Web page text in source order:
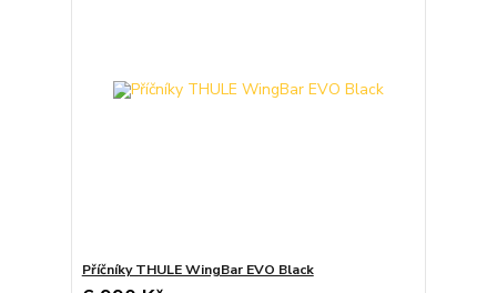
Příčníky THULE WingBar EVO Black